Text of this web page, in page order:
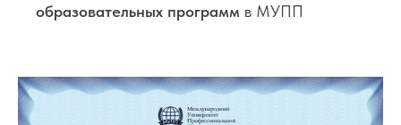
образовательных программ в МУПП